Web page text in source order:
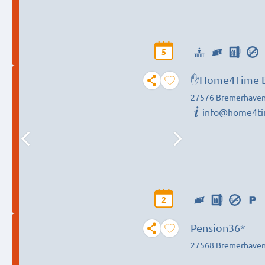
5
2
✋Home4Time Bremerhaven * Nordenham * Cappel * Sie
suchen, wir
27576 Bremerhaven
Pension36*
27568 Bremerhaven